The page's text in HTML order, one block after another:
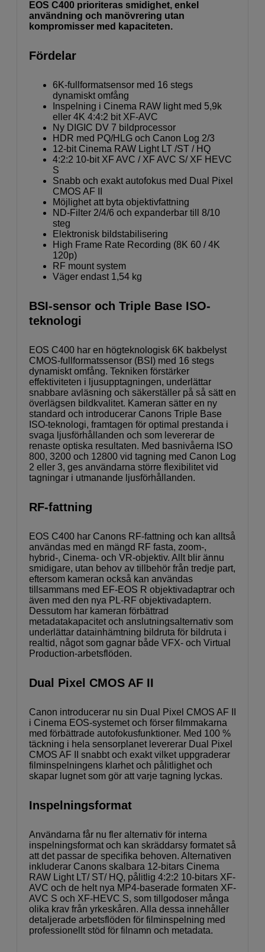
EOS C400 prioriteras smidighet, enkel
användning och manövrering utan
kompromisser med kapaciteten.
Fördelar
6K-fullformatsensor med 16 stegs
dynamiskt omfång
Inspelning i Cinema RAW light med 5,9k
eller 4K 4:4:2 bit XF-AVC
Ny DIGIC DV 7 bildprocessor
HDR med PQ/HLG och Canon Log 2/3
12-bit Cinema RAW Light LT /ST / HQ
4:2:2 10-bit XF AVC / XF AVC S/ XF HEVC
S
Snabb och exakt autofokus med Dual Pixel
CMOS AF II
Möjlighet att byta objektivfattning
ND-Filter 2/4/6 och expanderbar till 8/10
steg
Elektronisk bildstabilisering
High Frame Rate Recording (8K 60 / 4K
120p)
RF mount system
Väger endast 1,54 kg
BSI-sensor och Triple Base ISO-
teknologi
EOS C400 har en högteknologisk 6K bakbelyst
CMOS-fullformatssensor (BSI) med 16 stegs
dynamiskt omfång. Tekniken förstärker
effektiviteten i ljusupptagningen, underlättar
snabbare avläsning och säkerställer på så sätt en
överlägsen bildkvalitet. Kameran sätter en ny
standard och introducerar Canons Triple Base
ISO-teknologi, framtagen för optimal prestanda i
svaga ljusförhållanden och som levererar de
renaste optiska resultaten. Med basnivåerna ISO
800, 3200 och 12800 vid tagning med Canon Log
2 eller 3, ges användarna större flexibilitet vid
tagningar i utmanande ljusförhållanden.
RF-fattning
EOS C400 har Canons RF-fattning och kan alltså
användas med en mängd RF fasta, zoom-,
hybrid-, Cinema- och VR-objektiv. Allt blir ännu
smidigare, utan behov av tillbehör från tredje part,
eftersom kameran också kan användas
tillsammans med EF-EOS R objektivadaptrar och
även med den nya PL-RF objektivadaptern.
Dessutom har kameran förbättrad
metadatakapacitet och anslutningsalternativ som
underlättar datainhämtning bildruta för bildruta i
realtid, något som gagnar både VFX- och Virtual
Production-arbetsflöden.
Dual Pixel CMOS AF II
Canon introducerar nu sin Dual Pixel CMOS AF II
i Cinema EOS-systemet och förser filmmakarna
med förbättrade autofokusfunktioner. Med 100 %
täckning i hela sensorplanet levererar Dual Pixel
CMOS AF II snabbt och exakt vilket uppgraderar
filminspelningens klarhet och pålitlighet och
skapar lugnet som gör att varje tagning lyckas.
Inspelningsformat
Användarna får nu fler alternativ för interna
inspelningsformat och kan skräddarsy formatet så
att det passar de specifika behoven. Alternativen
inkluderar Canons skalbara 12-bitars Cinema
RAW Light LT/ ST/ HQ, pålitlig 4:2:2 10-bitars XF-
AVC och de helt nya MP4-baserade formaten XF-
AVC S och XF-HEVC S, som tillgodoser många
olika krav från yrkeskåren. Alla dessa innehåller
detaljerade arbetsflöden för filminspelning med
professionellt stöd för filnamn och metadata.